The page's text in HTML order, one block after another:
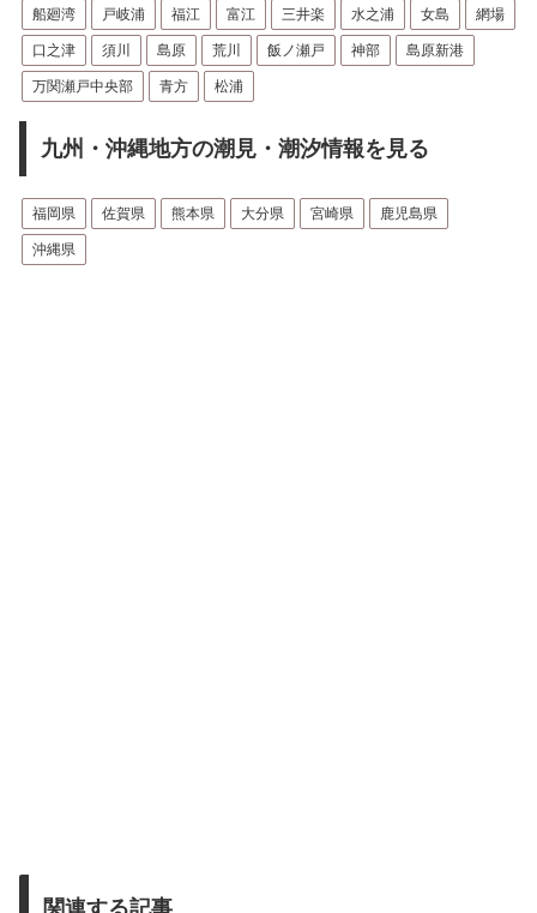
船廻湾 戸岐浦 福江 富江 三井楽 水之浦 女島 網場
口之津 須川 島原 荒川 飯ノ瀬戸 神部 島原新港
万関瀬戸中央部 青方 松浦
九州・沖縄地方の潮見・潮汐情報を見る
福岡県 佐賀県 熊本県 大分県 宮崎県 鹿児島県
沖縄県
関連する記事